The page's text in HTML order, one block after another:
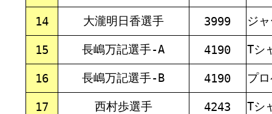
14 大瀧明日香選手 3999 ジ
15 長嶋万記選手-A 4190 Tシ
16 長嶋万記選手-B 4190 プ
17 西村歩選手 4243 Tシ